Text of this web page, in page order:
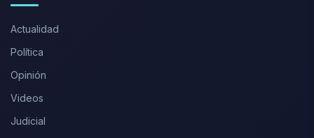
Actualidad
Política
Opinión
Videos
Judicial